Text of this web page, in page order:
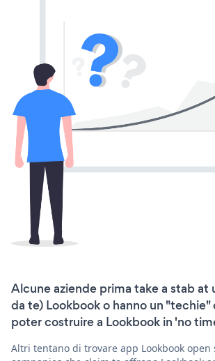
Alcune aziende prima take a stab at
da te) Lookbook o hanno un
poter costruire a Lookbook in 'no
Altri tentano di trovare app Lookbook open